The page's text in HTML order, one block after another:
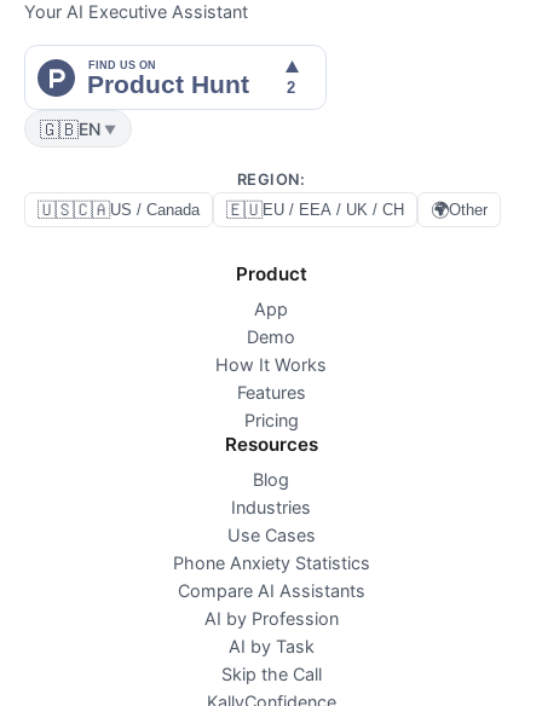
Your AI Executive Assistant
🇬🇧EN ▼
REGION:
🇺🇸🇨🇦US / Canada 🇪🇺EU / EEA / UK / CH 🌍Other
Product
App
Demo
How It Works
Features
Pricing
Resources
Blog
Industries
Use Cases
Phone Anxiety Statistics
Compare AI Assistants
AI by Profession
AI by Task
Skip the Call
KallyConfidence